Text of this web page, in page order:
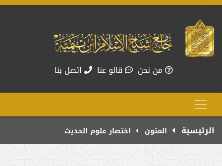
من نحن قالو عنا اتصل بنا
الرئيسية المتون اختصار علوم الحديث